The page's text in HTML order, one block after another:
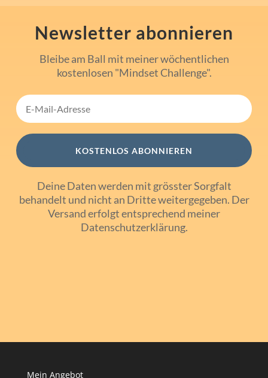
Newsletter abonnieren
Bleibe am Ball mit meiner wöchentlichen
kostenlosen "Mindset Challenge".
KOSTENLOS ABONNIEREN
Deine Daten werden mit grösster Sorgfalt
behandelt und nicht an Dritte weitergegeben. Der
Versand erfolgt entsprechend meiner
Datenschutzerklärung.
Mein Angebot